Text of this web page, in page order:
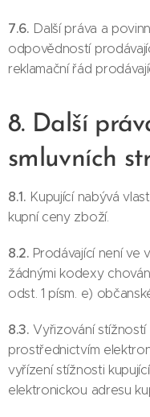
7.6. Další práva a
odpovědností
reklamační řád
8. Další
smluvních
8.1. Kupující nabývá
kupní ceny zboží.
8.2. Prodávající není ve
žádnými kodexy
odst. 1 písm. e)
8.3.Vyřizování
prostřednictvím
vyřízení stížnosti
elektronickou adresu